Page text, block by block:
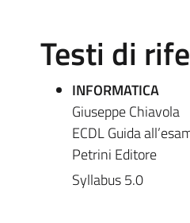
Testi di
INFORMATICA
Giuseppe Chiavola
ECDL Guida
Petrini Editore
Syllabus 5.0